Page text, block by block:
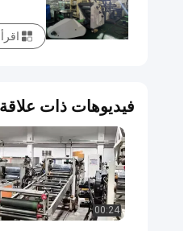
فيديوهات ذات علاقة
00:24